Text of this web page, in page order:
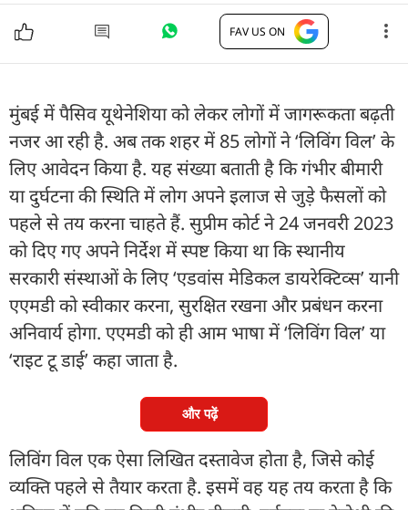
FAV US ON
मुंबई में पैसिव यूथेनेशिया को लेकर लोगों में जागरूकता बढ़ती
नजर आ रही है. अब तक शहर में 85 लोगों ने ‘लिविंग विल’ के
लिए आवेदन किया है. यह संख्या बताती है कि गंभीर बीमारी
या दुर्घटना की स्थिति में लोग अपने इलाज से जुड़े फैसलों को
पहले से तय करना चाहते हैं. सुप्रीम कोर्ट ने 24 जनवरी 2023
को दिए गए अपने निर्देश में स्पष्ट किया था कि स्थानीय
सरकारी संस्थाओं के लिए ‘एडवांस मेडिकल डायरेक्टिव्स’ यानी
एएमडी को स्वीकार करना, सुरक्षित रखना और प्रबंधन करना
अनिवार्य होगा. एएमडी को ही आम भाषा में ‘लिविंग विल’ या
‘राइट टू डाई’ कहा जाता है.
और पढ़ें
लिविंग विल एक ऐसा लिखित दस्तावेज होता है, जिसे कोई
व्यक्ति पहले से तैयार करता है. इसमें वह यह तय करता है कि